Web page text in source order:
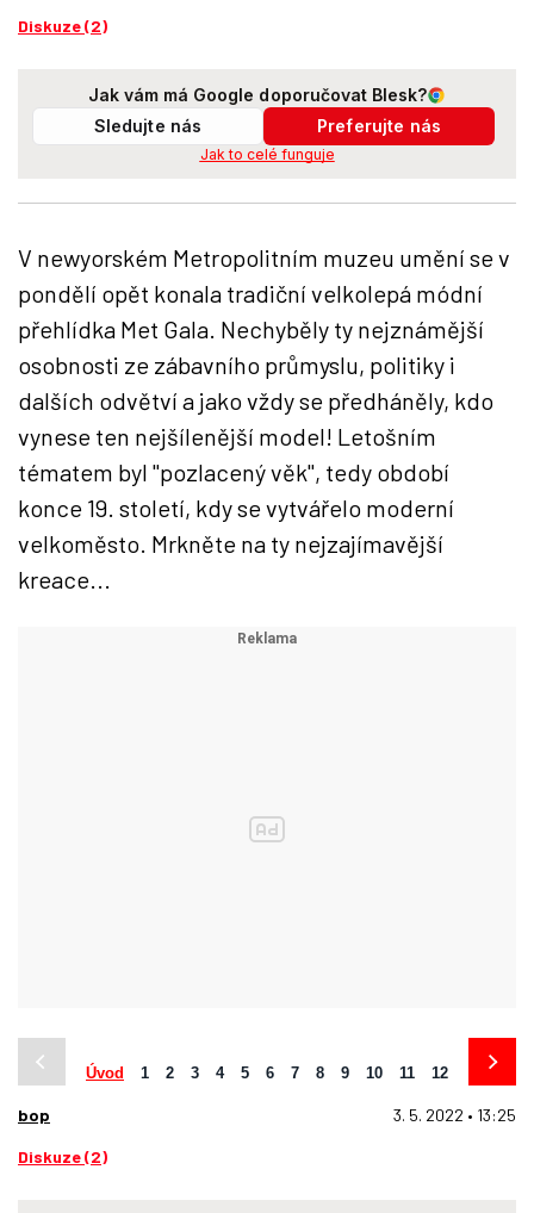
Diskuze (2)
Jak vám má Google doporučovat Blesk?
Sledujte nás
Preferujte nás
Jak to celé funguje
V newyorském Metropolitním muzeu umění se v
pondělí opět konala tradiční velkolepá módní
přehlídka Met Gala. Nechyběly ty nejznámější
osobnosti ze zábavního průmyslu, politiky i
dalších odvětví a jako vždy se předháněly, kdo
vynese ten nejšílenější model! Letošním
tématem byl "pozlacený věk", tedy období
konce 19. století, kdy se vytvářelo moderní
velkoměsto. Mrkněte na ty nejzajímavější
kreace...
Úvod 1 2 3 4 5 6 7 8 9 10 11 12
bop 3. 5. 2022 • 13:25
Diskuze (2)